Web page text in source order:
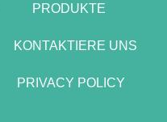
PRODUKTE
KONTAKTIERE UNS
PRIVACY POLICY